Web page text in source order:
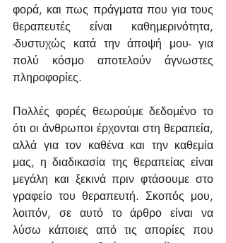
φορά, και πως πράγματα που για τους
θεραπευτές είναι καθημερινότητα,
-δυστυχώς κατά την άποψή μου- για
πολύ κόσμο αποτελούν άγνωστες
πληροφορίες.
Πολλές φορές θεωρούμε δεδομένο το
ότι οι άνθρωποι έρχονται στη θεραπεία,
αλλά για τον καθένα και την καθεμία
μας, η διαδικασία της θεραπείας είναι
μεγάλη και ξεκινά πριν φτάσουμε στο
γραφείο του θεραπευτή. Σκοπός μου,
λοιπόν, σε αυτό το άρθρο είναι να
λύσω κάποιες από τις απορίες που